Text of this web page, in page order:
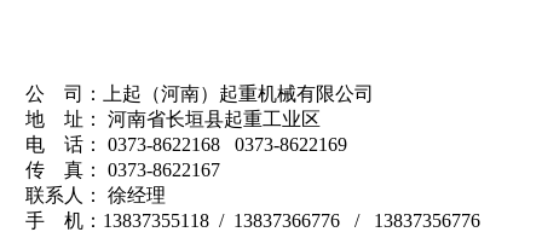
公 司：上起（河南）起重机械有限公司
地 址： 河南省长垣县起重工业区
电 话： 0373-8622168 0373-8622169
传 真： 0373-8622167
联系人： 徐经理
手 机：13837355118 / 13837366776 / 13837356776